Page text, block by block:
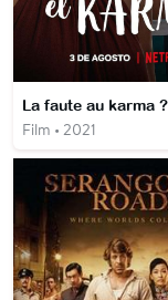
La faute au karma ?
Film • 2021